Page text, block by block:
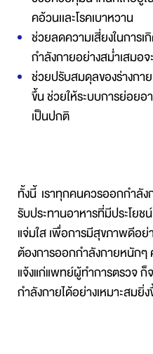
คอ้วนเเละโรคเบาหวาน
ช่วยลดความเสี่ยงในการเ
กำลังกายอย่างสม่ำเสมอ
ช่วยปรับสมดุลของร่างกา
ขึ้น ช่วยให้ระบบการย่อยอ
เป็นปกติ
ทั้งนี้  เราทุกคนควรออกกำลั
รับประทานอาหารที่มีประโย
แจ่มใส เพื่อการมีสุขภาพดีอ
ต้องการออกกำลังกายหนักๆ
แจ้งแก่แพทย์ผู้ทำการตรวจ ก็
กำลังกายได้อย่างเหมาะสมยิ่